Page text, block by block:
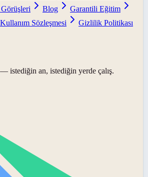
Görüşleri Blog
Garantili Eğitim
Kullanım Sözleşmesi
Gizlilik Politikası
istediğin an, istediğin yerde çalış.